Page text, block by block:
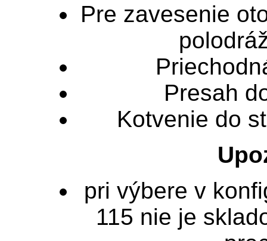
Pre zavesenie
Presah
Kotvenie do
pri výbere v
115 nie je